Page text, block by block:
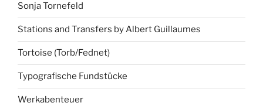
Sonja Tornefeld
Stations and Transfers by Albert Guillaumes
Tortoise (Torb/Fednet)
Typografische Fundstücke
Werkabenteuer